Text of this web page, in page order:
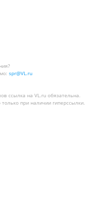
spr@VL.ru
ссылка на VL.ru обязательна.
при наличии гиперссылки.